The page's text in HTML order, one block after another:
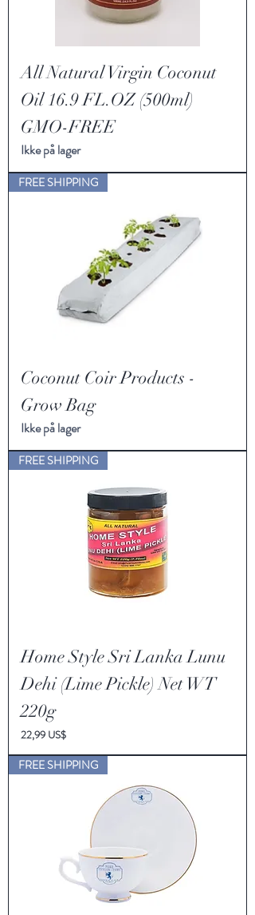
All Natural Virgin Coconut
Oil 16.9 FL.OZ (500ml)
GMO-FREE
Ikke på lager
FREE SHIPPING
Coconut Coir Products -
Grow Bag
Ikke på lager
FREE SHIPPING
Home Style Sri Lanka Lunu
Dehi (Lime Pickle) Net WT
220g
Pris
22,99 US$
FREE SHIPPING